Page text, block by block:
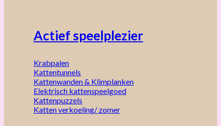
Actief speelplezier
Krabpalen
Kattentunnels
Kattenwanden & Klimplanken
Elektrisch kattenspeelgoed
Kattenpuzzels
Katten verkoeling/ zomer